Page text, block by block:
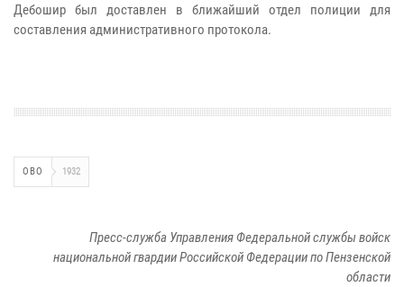
Дебошир был доставлен в ближайший отдел полиции для
составления административного протокола.
ОВО 1932
Пресс-служба Управления Федеральной службы войск
национальной гвардии Российской Федерации по Пензенской
области